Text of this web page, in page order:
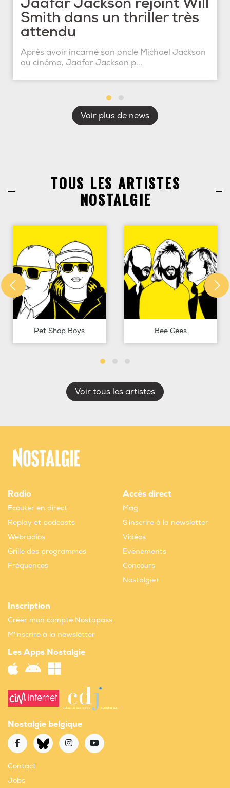
Smith dans un thriller très
attendu
Après avoir incarné son oncle Michael Jackson
au cinéma, Jaafar Jackson p...
Voir plus de news
TOUS LES ARTISTES
NOSTALGIE
Pet Shop Boys Bee Gees
Voir tous les artistes
Radio
Ecouter en direct
Replay et podcasts
Webradios
Grille des programmes
Fréquences
Accès direct
Mag
S'inscrire à la newsletter
Vidéos
Evènements
Concours
Nostalgie+
Inscription
Créer mon compte Nostapass
M'inscrire à la newsletter
Les Apps Nostalgie
Nostalgie belgique
Contact
Jobs